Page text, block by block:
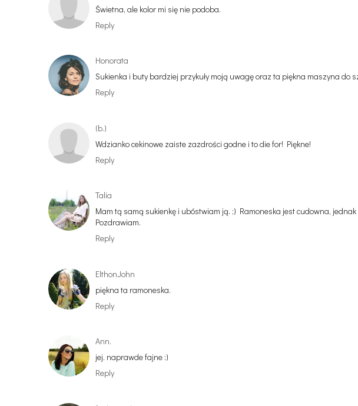
Świetna, ale kolor mi się nie podoba.
Reply
Honorata
Sukienka i buty bardziej przykuły moją uwagę oraz ta piękna maszyna do
Reply
(b.)
Wdzianko cekinowe zaiste zazdrości godne i to die for! Piękne!
Reply
Talia
Mam tą samą sukienkę i ubóstwiam ją. ;) Ramoneska jest cudowna,
Pozdrawiam.
Reply
ElthonJohn
piękna ta ramoneska.
Reply
Ann.
jej. naprawde fajne :)
Reply